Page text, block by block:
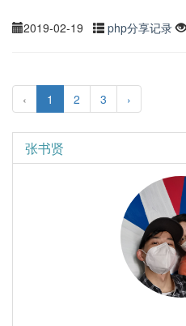
2019-02-19 php分享记录
‹ 1 2 3 ›
张书贤